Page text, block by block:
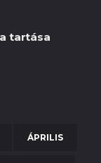
tartása
ÁPRILIS